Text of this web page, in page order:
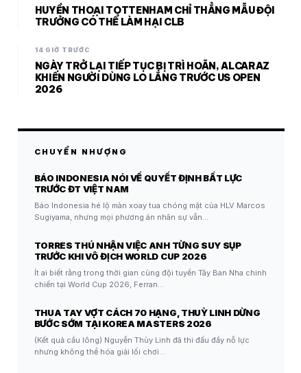
HUYỀN THOẠI TOTTENHAM CHỈ THẲNG MẪU ĐỘI
TRƯỞNG CÓ THỂ LÀM HẠI CLB
14 GIỜ TRƯỚC
NGÀY TRỞ LẠI TIẾP TỤC BỊ TRÌ HOÃN, ALCARAZ
KHIẾN NGƯỜI DÙNG LO LẮNG TRƯỚC US OPEN
2026
CHUYỂN NHƯỢNG
BÁO INDONESIA NÓI VỀ QUYẾT ĐỊNH BẤT LỰC
TRƯỚC ĐT VIỆT NAM
Báo Indonesia hé lộ màn xoay tua chóng mặt của HLV Marcos
Sugiyama, nhưng mọi phương án nhân sự vẫn…
TORRES THÚ NHẬN VIỆC ANH TỪNG SUY SỤP
TRƯỚC KHI VÔ ĐỊCH WORLD CUP 2026
Ít ai biết rằng trong thời gian cùng đội tuyển Tây Ban Nha chinh
chiến tại World Cup 2026, Ferran…
THUA TAY VỢT CÁCH 70 HẠNG, THUỲ LINH DỪNG
BƯỚC SỚM TẠI KOREA MASTERS 2026
(Kết quả cầu lông) Nguyễn Thùy Linh đã thi đấu đầy nỗ lực
nhưng không thể hóa giải lối chơi…